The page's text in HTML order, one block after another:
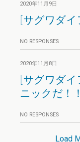
2020年11月9日
[サグワダイ
NO RESPONSES
2020年11月8日
[サグワダイ
ニックだ！！
NO RESPONSES
Load